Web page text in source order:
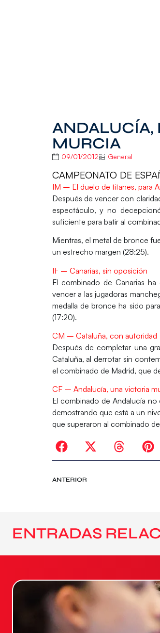
ANDALUCÍA,
MURCIA
09/01/2012 General
CAMPEONATO DE
IM – El duelo de titanes, para
Después de vencer con
espectáculo, y no
suficiente para batir al
Mientras, el metal de bronce
un estrecho margen (28:25).
IF – Canarias, sin oposición
El combinado de Canarias
vencer a las jugadoras
medalla de bronce ha sido
(17:20).
CM – Cataluña, con autoridad
Después de completar una
Cataluña, al derrotar sin
el combinado de Madrid, que
CF – Andalucía, una victoria
El combinado de Andalucía
demostrando que está a un
que superaron al combinado de
ANTERIOR
ENTRADAS